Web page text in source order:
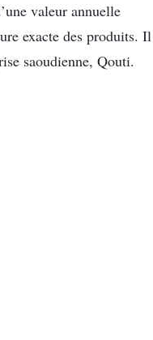
valeur annuelle
exacte des produits. Il
saoudienne, Qouti.